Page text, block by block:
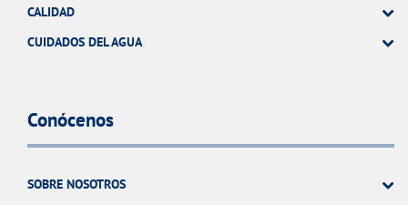
CALIDAD
CUIDADOS DEL AGUA
Conócenos
SOBRE NOSOTROS